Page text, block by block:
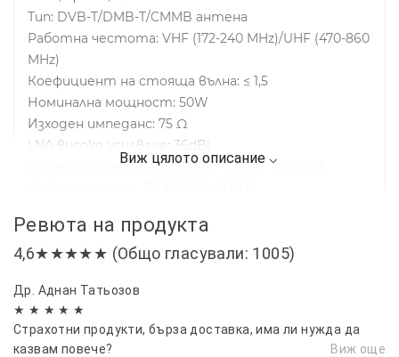
Тип: DVB-T/DMB-T/CMMB антена
Работна честота: VHF (172-240 MHz)/UHF (470-860
MHz)
Коефициент на стояща вълна: ≤ 1,5
Номинална мощност: 50W
Изходен импеданс: 75 Ω
LNA високо усилване: 36dBi
Приети сигнали: ATSC, DVB-T, DMB-T, CMMB
Тип конектор: IEC.F или друг
Напрежение: 3-5V
Ревюта на продукта
4,6★★★★★ (Общо гласували: 1005)
Др. Аднан Татьозов
★ ★ ★ ★ ★
Страхотни продукти, бърза доставка, има ли нужда да
казвам повече?
Виж още